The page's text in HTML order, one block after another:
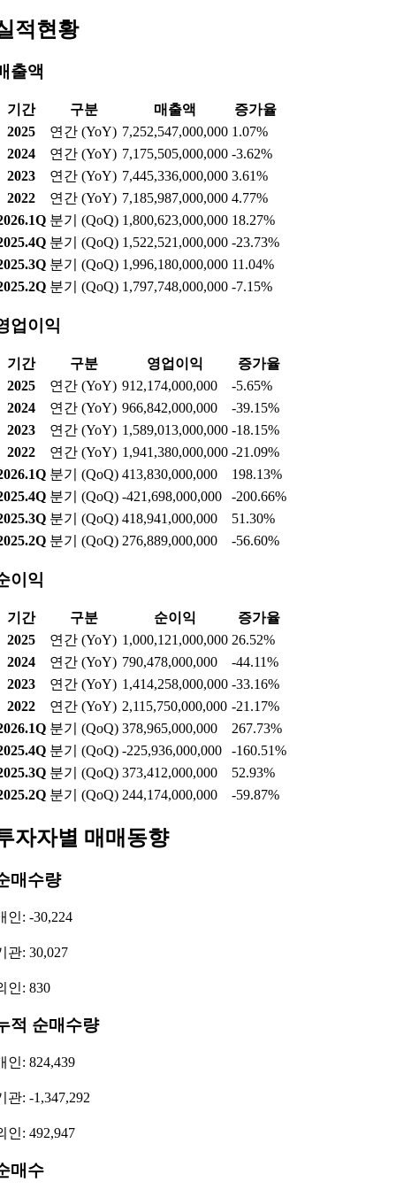
적현황
출액
기간 구분 매출액
증가율
2025
연간 (YoY) 7,252,547,000,000 1.07%
2024
연간 (YoY) 7,175,505,000,000 -3.62%
2023
연간 (YoY) 7,445,336,000,000 3.61%
2022
연간 (YoY) 7,185,987,000,000 4.77%
분기 (QoQ) 1,800,623,000,000 18.27%
분기 (QoQ) 1,522,521,000,000 -23.73%
분기 (QoQ) 1,996,180,000,000 11.04%
분기 (QoQ) 1,797,748,000,000 -7.15%
업이익
기간 구분 영업이익
증가율
2025
연간 (YoY) 912,174,000,000
-5.65%
2024
연간 (YoY) 966,842,000,000
-39.15%
2023
연간 (YoY) 1,589,013,000,000 -18.15%
2022
연간 (YoY) 1,941,380,000,000 -21.09%
분기 (QoQ) 413,830,000,000
198.13%
분기 (QoQ) -421,698,000,000
-200.66%
분기 (QoQ) 418,941,000,000
51.30%
분기 (QoQ) 276,889,000,000 -56.60%
이익
기간 구분 순이익
증가율
2025
연간 (YoY) 1,000,121,000,000 26.52%
2024
연간 (YoY) 790,478,000,000
-44.11%
2023
연간 (YoY) 1,414,258,000,000 -33.16%
2022
연간 (YoY) 2,115,750,000,000 -21.17%
분기 (QoQ) 378,965,000,000
267.73%
분기 (QoQ) -225,936,000,000
-160.51%
분기 (QoQ) 373,412,000,000
52.93%
분기 (QoQ) 244,174,000,000 -59.87%
자자별 매매동향
매수량
인: -30,224
관: 30,027
인: 830
적 순매수량
인: 824,439
관: -1,347,292
인: 492,947
매수